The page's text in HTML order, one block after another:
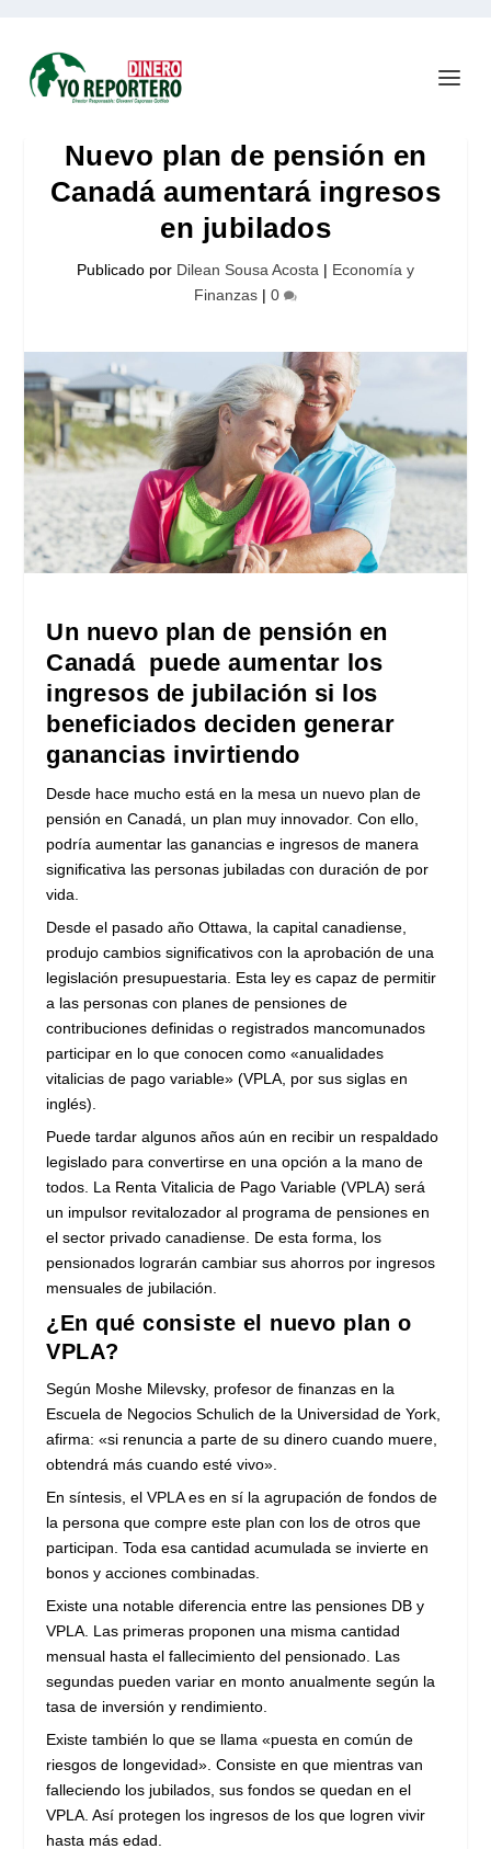
Nuevo plan de pensión en
Canadá aumentará ingresos
en jubilados
Publicado por Dilean Sousa Acosta | Economía y
Finanzas | 0
Un nuevo plan de pensión en
Canadá puede aumentar los
ingresos de jubilación si los
beneficiados deciden generar
ganancias invirtiendo
Desde hace mucho está en la mesa un nuevo plan de
pensión en Canadá, un plan muy innovador. Con ello,
podría aumentar las ganancias e ingresos de manera
significativa las personas jubiladas con duración de por
vida.
Desde el pasado año Ottawa, la capital canadiense,
produjo cambios significativos con la aprobación de una
legislación presupuestaria. Esta ley es capaz de permitir
a las personas con planes de pensiones de
contribuciones definidas o registrados mancomunados
participar en lo que conocen como «anualidades
vitalicias de pago variable» (VPLA, por sus siglas en
inglés).
Puede tardar algunos años aún en recibir un respaldado
legislado para convertirse en una opción a la mano de
todos. La Renta Vitalicia de Pago Variable (VPLA) será
un impulsor revitalozador al programa de pensiones en
el sector privado canadiense. De esta forma, los
pensionados lograrán cambiar sus ahorros por ingresos
mensuales de jubilación.
¿En qué consiste el nuevo plan o
VPLA?
Según Moshe Milevsky, profesor de finanzas en la
Escuela de Negocios Schulich de la Universidad de York,
afirma: «si renuncia a parte de su dinero cuando muere,
obtendrá más cuando esté vivo».
En síntesis, el VPLA es en sí la agrupación de fondos de
la persona que compre este plan con los de otros que
participan. Toda esa cantidad acumulada se invierte en
bonos y acciones combinadas.
Existe una notable diferencia entre las pensiones DB y
VPLA. Las primeras proponen una misma cantidad
mensual hasta el fallecimiento del pensionado. Las
segundas pueden variar en monto anualmente según la
tasa de inversión y rendimiento.
Existe también lo que se llama «puesta en común de
riesgos de longevidad». Consiste en que mientras van
falleciendo los jubilados, sus fondos se quedan en el
VPLA. Así protegen los ingresos de los que logren vivir
hasta más edad.